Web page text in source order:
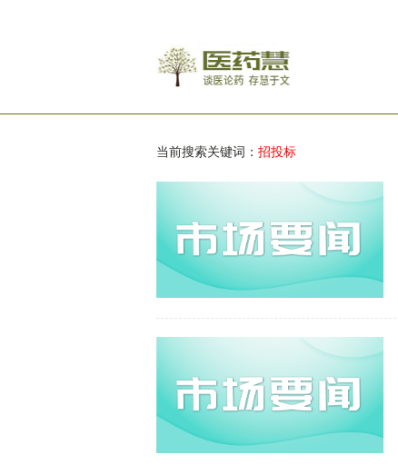
当前搜索关键词： 招投标